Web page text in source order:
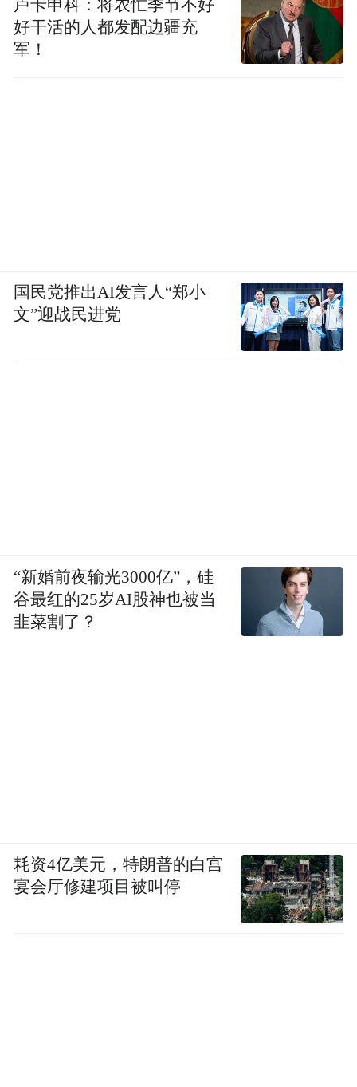
卢卡申科：将农忙季节不好
好干活的人都发配边疆充
军！
国民党推出AI发言人“郑小
文”迎战民进党
“新婚前夜输光3000亿”，硅
谷最红的25岁AI股神也被当
韭菜割了？
耗资4亿美元，特朗普的白宫
宴会厅修建项目被叫停